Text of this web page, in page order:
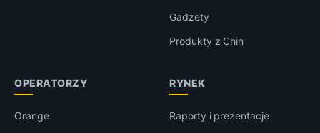
Gadżety
Produkty z Chin
OPERATORZY
Orange
RYNEK
Raporty i prezentacje